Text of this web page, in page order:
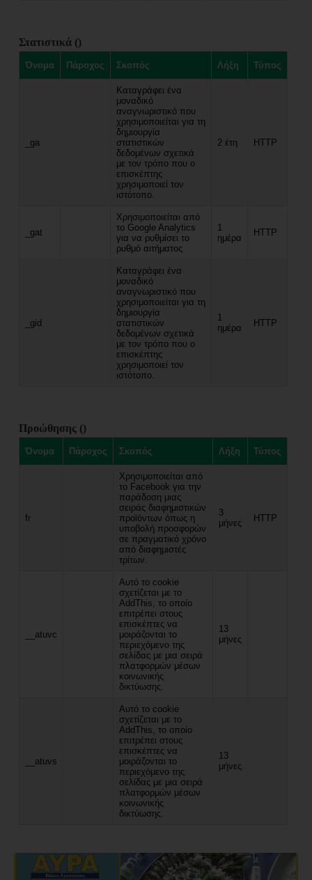
Στατιστικά ()
Όνομα Πάροχος Σκοπός Λήξη Τύπος
_ga
Καταγράφει ένα
μοναδικό
αναγνωριστικό που
χρησιμοποιείται για τη
δημιουργία
στατιστικών
δεδομένων σχετικά
με τον τρόπο που ο
επισκέπτης
χρησιμοποιεί τον
ιστότοπο.
2 έτη HTTP
_gat
Χρησιμοποιείται από
το Google Analytics
για να ρυθμίσει το
ρυθμό αιτήματος
1
ημέρα
HTTP
_gid
Καταγράφει ένα
μοναδικό
αναγνωριστικό που
χρησιμοποιείται για τη
δημιουργία
στατιστικών
δεδομένων σχετικά
με τον τρόπο που ο
επισκέπτης
χρησιμοποιεί τον
ιστότοπο.
1
ημέρα
HTTP
Προώθησης ()
Όνομα Πάροχος Σκοπός Λήξη Τύπος
fr
Χρησιμοποιείται από
το Facebook για την
παράδοση μιας
σειράς διαφημιστικών
προϊόντων όπως η
υποβολή προσφορών
σε πραγματικό χρόνο
από διαφημιστές
τρίτων.
3
μήνες
HTTP
__atuvc
Αυτό το cookie
σχετίζεται με το
AddThis, το οποίο
επιτρέπει στους
επισκέπτες να
μοιράζονται το
περιεχόμενο της
σελίδας με μια σειρά
πλατφορμών μέσων
κοινωνικής
δικτύωσης.
13
μήνες
__atuvs
Αυτό το cookie
σχετίζεται με το
AddThis, το οποίο
επιτρέπει στους
επισκέπτες να
μοιράζονται το
περιεχόμενο της
σελίδας με μια σειρά
πλατφορμών μέσων
κοινωνικής
δικτύωσης.
13
μήνες